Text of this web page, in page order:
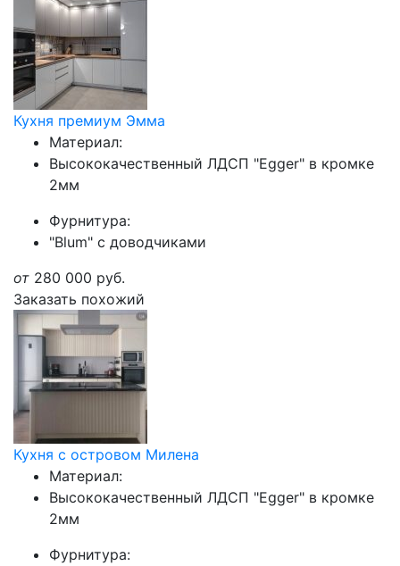
Кухня премиум Эмма
Материал:
Высококачественный ЛДСП "Egger" в кромке
2мм
Фурнитура:
"Blum" с доводчиками
от 280 000 руб.
Заказать похожий
Кухня с островом Милена
Материал:
Высококачественный ЛДСП "Egger" в кромке
2мм
Фурнитура: